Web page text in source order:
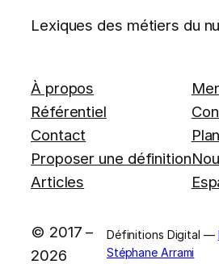
Lexiques des métiers du
À propos
Référentiel
Contact
Proposer une définition
Articles
© 2017 –
2026
Définitions Digital —
Stéphane Arrami